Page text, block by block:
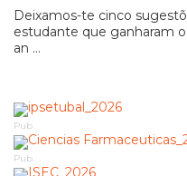
Deixamos-te cinco
estudante que ganharam
an ...
Pub
Pub